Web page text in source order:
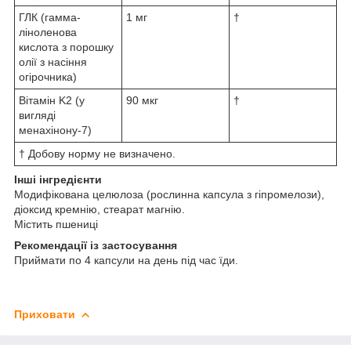
ГЛК (гамма-
ліноленова
кислота з порошку
олії з насіння
огірочника)
1 мг †
Вітамін K2 (у
вигляді
менахінону-7)
90 мкг †
† Добову норму не визначено.
Інші інгредієнти
Модифікована целюлоза (рослинна капсула з гіпромелози),
діоксид кремнію, стеарат магнію.
Містить пшениці
Рекомендації із застосування
Приймати по 4 капсули на день під час їди.
Приховати